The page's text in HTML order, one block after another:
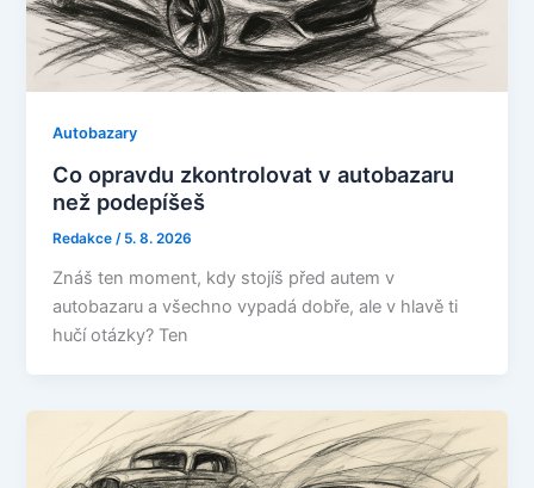
Autobazary
Co opravdu zkontrolovat v autobazaru
než podepíšeš
Redakce / 5. 8. 2026
Znáš ten moment, kdy stojíš před autem v
autobazaru a všechno vypadá dobře, ale v hlavě ti
hučí otázky? Ten